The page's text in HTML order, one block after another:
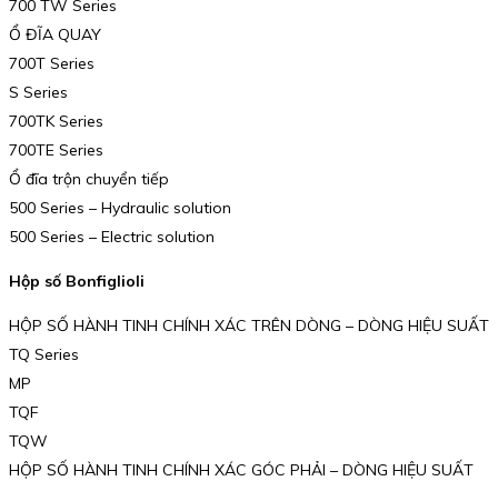
700 TW Series
Ổ ĐĨA QUAY
700T Series
S Series
700TK Series
700TE Series
Ổ đĩa trộn chuyển tiếp
500 Series – Hydraulic solution
500 Series – Electric solution
Hộp số Bonfiglioli
HỘP SỐ HÀNH TINH CHÍNH XÁC TRÊN DÒNG – DÒNG HIỆU SUẤT
TQ Series
MP
TQF
TQW
HỘP SỐ HÀNH TINH CHÍNH XÁC GÓC PHẢI – DÒNG HIỆU SUẤT